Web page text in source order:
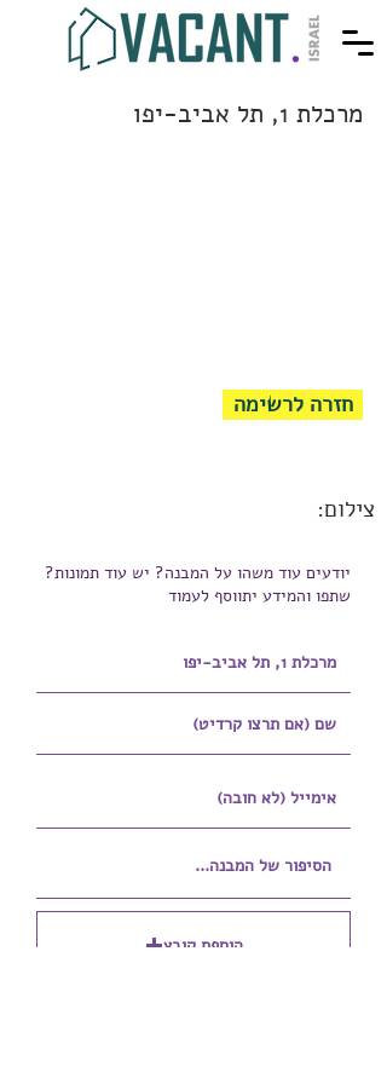
מרכלת 1, תל אביב-יפו
חזרה לרשימה
צילום:
יודעים עוד משהו על המבנה? יש עוד תמונות?
שתפו והמידע יתווסף לעמוד
הוספת קובץ